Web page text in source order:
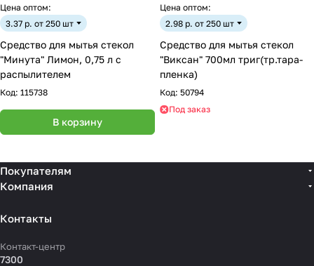
Цена оптом:
3.37 р. от 250 шт
Средство для мытья стекол
"Минута" Лимон, 0,75 л с
распылителем
Код: 115738
В корзину
Цена оптом:
2.98 р. от 250 шт
Средство для мытья стекол
"Виксан" 700мл триг(тр.тара-
пленка)
Код: 50794
Под заказ
Покупателям
Компания
Контакты
Контакт-центр
7300